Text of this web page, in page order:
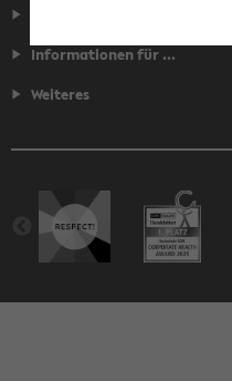
Informationen für ...
Weiteres